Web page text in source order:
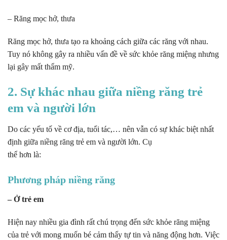
– Răng mọc hở, thưa
Răng mọc hở, thưa tạo ra khoảng cách giữa các răng với nhau.
Tuy nó không gây ra nhiều vấn đề về sức khỏe răng miệng nhưng
lại gây mất thẩm mỹ.
2. Sự khác nhau giữa niềng răng trẻ
em và người lớn
Do các yếu tố về cơ địa, tuổi tác,… nên vẫn có sự khác biệt nhất
định giữa niềng răng trẻ em và người lớn. Cụ
thể hơn là:
Phương pháp niềng răng
– Ở trẻ em
Hiện nay nhiều gia đình rất chú trọng đến sức khỏe răng miệng
của trẻ với mong muốn bé cảm thấy tự tin và năng động hơn. Việc